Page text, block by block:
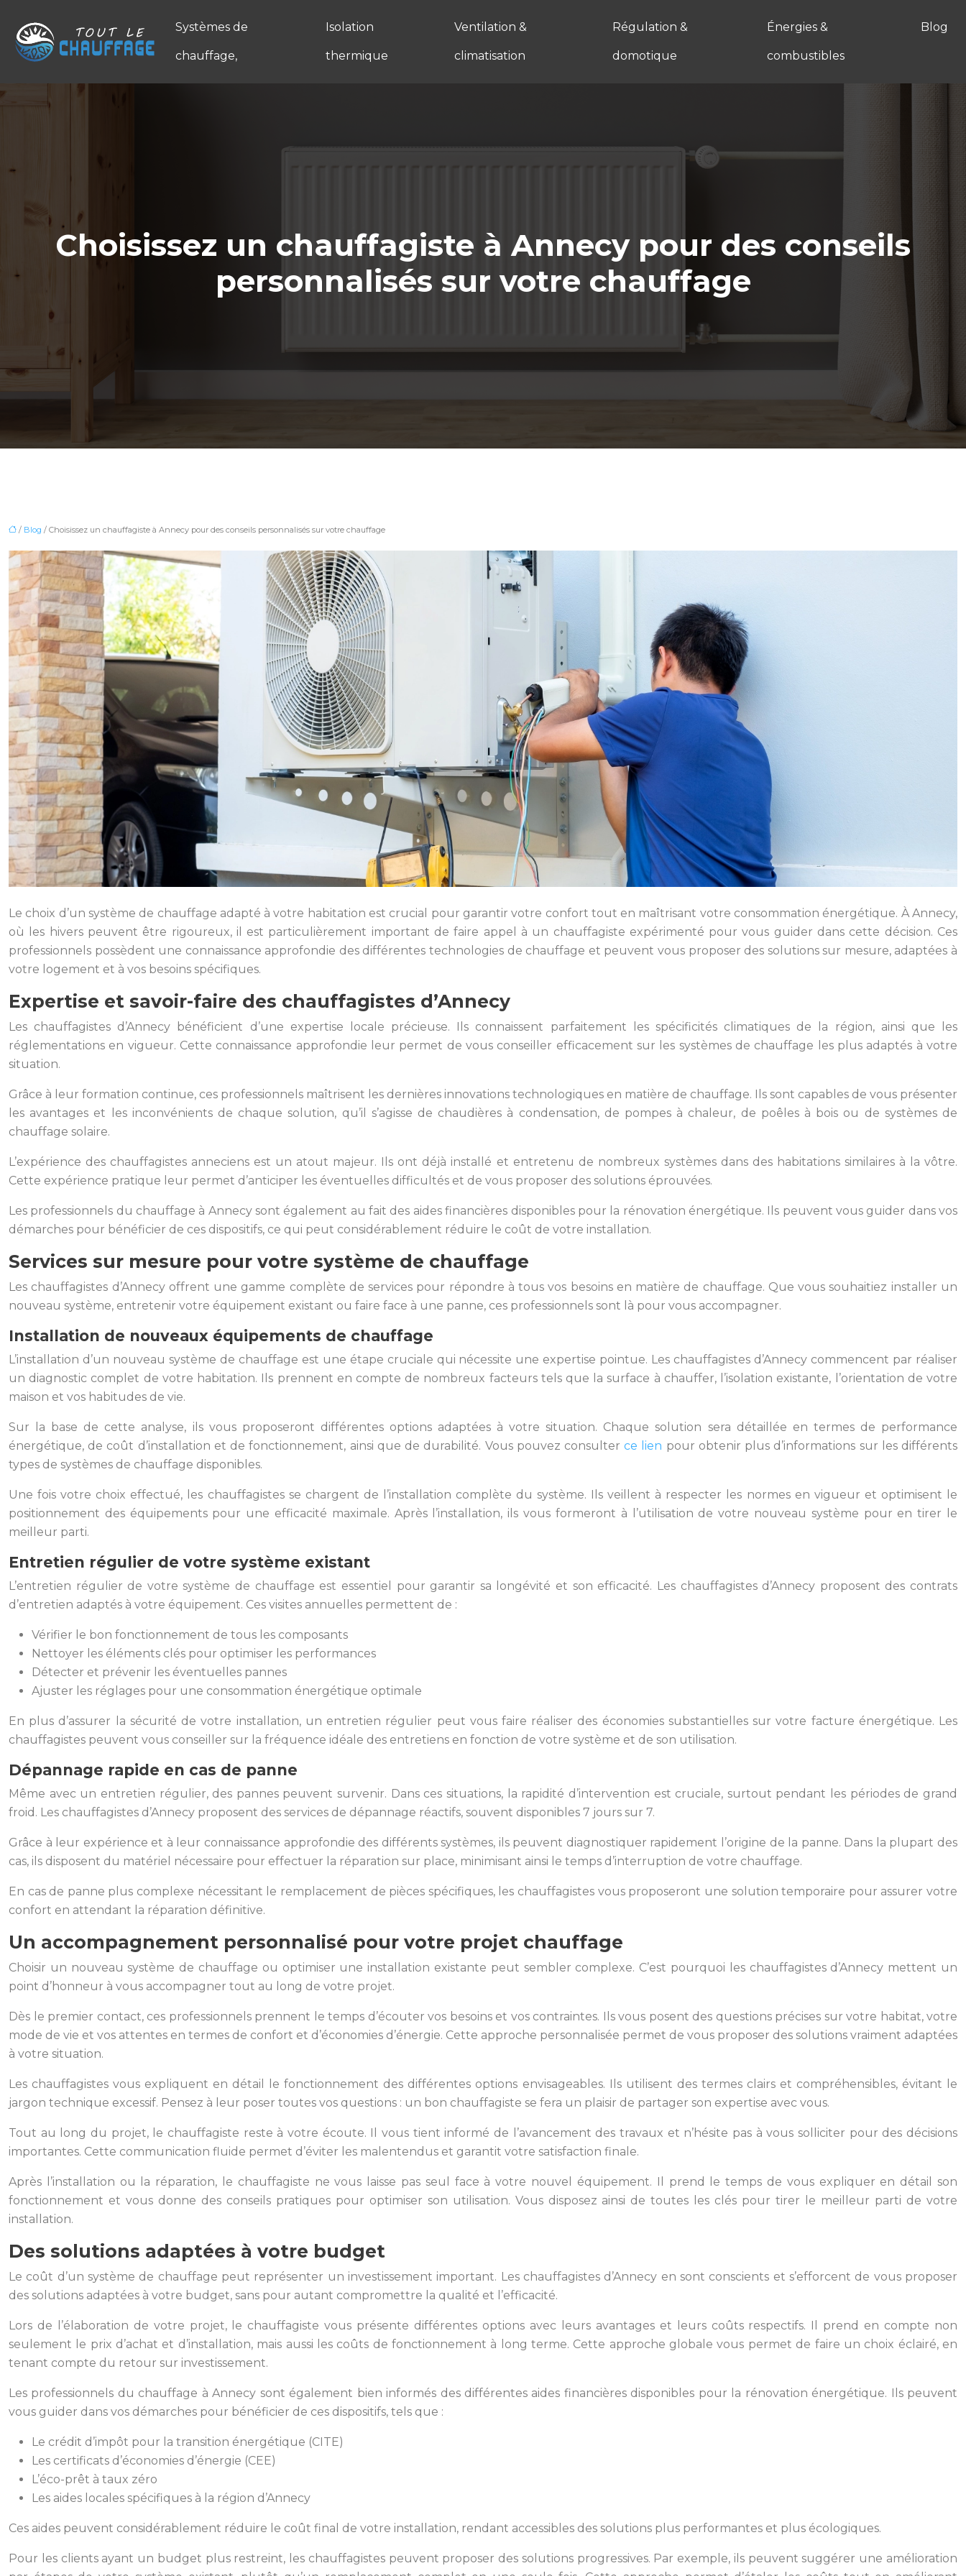
Systèmes de
chauffage,
Isolation
thermique
Ventilation &
climatisation
Régulation &
domotique
Énergies &
combustibles
Blog
Choisissez un chauffagiste à Annecy pour des conseils
personnalisés sur votre chauffage
/ Blog / Choisissez un chauffagiste à Annecy pour des conseils personnalisés sur votre chauffage
Le choix d’un système de chauffage adapté à votre habitation est crucial pour garantir votre confort tout en maîtrisant votre consommation énergétique. À Annecy,
où les hivers peuvent être rigoureux, il est particulièrement important de faire appel à un chauffagiste expérimenté pour vous guider dans cette décision. Ces
professionnels possèdent une connaissance approfondie des différentes technologies de chauffage et peuvent vous proposer des solutions sur mesure, adaptées à
votre logement et à vos besoins spécifiques.
Expertise et savoir-faire des chauffagistes d’Annecy
Les chauffagistes d’Annecy bénéficient d’une expertise locale précieuse. Ils connaissent parfaitement les spécificités climatiques de la région, ainsi que les
réglementations en vigueur. Cette connaissance approfondie leur permet de vous conseiller efficacement sur les systèmes de chauffage les plus adaptés à votre
situation.
Grâce à leur formation continue, ces professionnels maîtrisent les dernières innovations technologiques en matière de chauffage. Ils sont capables de vous présenter
les avantages et les inconvénients de chaque solution, qu’il s’agisse de chaudières à condensation, de pompes à chaleur, de poêles à bois ou de systèmes de
chauffage solaire.
L’expérience des chauffagistes anneciens est un atout majeur. Ils ont déjà installé et entretenu de nombreux systèmes dans des habitations similaires à la vôtre.
Cette expérience pratique leur permet d’anticiper les éventuelles difficultés et de vous proposer des solutions éprouvées.
Les professionnels du chauffage à Annecy sont également au fait des aides financières disponibles pour la rénovation énergétique. Ils peuvent vous guider dans vos
démarches pour bénéficier de ces dispositifs, ce qui peut considérablement réduire le coût de votre installation.
Services sur mesure pour votre système de chauffage
Les chauffagistes d’Annecy offrent une gamme complète de services pour répondre à tous vos besoins en matière de chauffage. Que vous souhaitiez installer un
nouveau système, entretenir votre équipement existant ou faire face à une panne, ces professionnels sont là pour vous accompagner.
Installation de nouveaux équipements de chauffage
L’installation d’un nouveau système de chauffage est une étape cruciale qui nécessite une expertise pointue. Les chauffagistes d’Annecy commencent par réaliser
un diagnostic complet de votre habitation. Ils prennent en compte de nombreux facteurs tels que la surface à chauffer, l’isolation existante, l’orientation de votre
maison et vos habitudes de vie.
Sur la base de cette analyse, ils vous proposeront différentes options adaptées à votre situation. Chaque solution sera détaillée en termes de performance
énergétique, de coût d’installation et de fonctionnement, ainsi que de durabilité. Vous pouvez consulterce lien pour obtenir plus d’informations sur les différents
types de systèmes de chauffage disponibles.
Une fois votre choix effectué, les chauffagistes se chargent de l’installation complète du système. Ils veillent à respecter les normes en vigueur et optimisent le
positionnement des équipements pour une efficacité maximale. Après l’installation, ils vous formeront à l’utilisation de votre nouveau système pour en tirer le
meilleur parti.
Entretien régulier de votre système existant
L’entretien régulier de votre système de chauffage est essentiel pour garantir sa longévité et son efficacité. Les chauffagistes d’Annecy proposent des contrats
d’entretien adaptés à votre équipement. Ces visites annuelles permettent de :
Vérifier le bon fonctionnement de tous les composants
Nettoyer les éléments clés pour optimiser les performances
Détecter et prévenir les éventuelles pannes
Ajuster les réglages pour une consommation énergétique optimale
En plus d’assurer la sécurité de votre installation, un entretien régulier peut vous faire réaliser des économies substantielles sur votre facture énergétique. Les
chauffagistes peuvent vous conseiller sur la fréquence idéale des entretiens en fonction de votre système et de son utilisation.
Dépannage rapide en cas de panne
Même avec un entretien régulier, des pannes peuvent survenir. Dans ces situations, la rapidité d’intervention est cruciale, surtout pendant les périodes de grand
froid. Les chauffagistes d’Annecy proposent des services de dépannage réactifs, souvent disponibles 7 jours sur 7.
Grâce à leur expérience et à leur connaissance approfondie des différents systèmes, ils peuvent diagnostiquer rapidement l’origine de la panne. Dans la plupart des
cas, ils disposent du matériel nécessaire pour effectuer la réparation sur place, minimisant ainsi le temps d’interruption de votre chauffage.
En cas de panne plus complexe nécessitant le remplacement de pièces spécifiques, les chauffagistes vous proposeront une solution temporaire pour assurer votre
confort en attendant la réparation définitive.
Un accompagnement personnalisé pour votre projet chauffage
Choisir un nouveau système de chauffage ou optimiser une installation existante peut sembler complexe. C’est pourquoi les chauffagistes d’Annecy mettent un
point d’honneur à vous accompagner tout au long de votre projet.
Dès le premier contact, ces professionnels prennent le temps d’écouter vos besoins et vos contraintes. Ils vous posent des questions précises sur votre habitat, votre
mode de vie et vos attentes en termes de confort et d’économies d’énergie. Cette approche personnalisée permet de vous proposer des solutions vraiment adaptées
à votre situation.
Les chauffagistes vous expliquent en détail le fonctionnement des différentes options envisageables. Ils utilisent des termes clairs et compréhensibles, évitant le
jargon technique excessif. Pensez à leur poser toutes vos questions : un bon chauffagiste se fera un plaisir de partager son expertise avec vous.
Tout au long du projet, le chauffagiste reste à votre écoute. Il vous tient informé de l’avancement des travaux et n’hésite pas à vous solliciter pour des décisions
importantes. Cette communication fluide permet d’éviter les malentendus et garantit votre satisfaction finale.
Après l’installation ou la réparation, le chauffagiste ne vous laisse pas seul face à votre nouvel équipement. Il prend le temps de vous expliquer en détail son
fonctionnement et vous donne des conseils pratiques pour optimiser son utilisation. Vous disposez ainsi de toutes les clés pour tirer le meilleur parti de votre
installation.
Des solutions adaptées à votre budget
Le coût d’un système de chauffage peut représenter un investissement important. Les chauffagistes d’Annecy en sont conscients et s’efforcent de vous proposer
des solutions adaptées à votre budget, sans pour autant compromettre la qualité et l’efficacité.
Lors de l’élaboration de votre projet, le chauffagiste vous présente différentes options avec leurs avantages et leurs coûts respectifs. Il prend en compte non
seulement le prix d’achat et d’installation, mais aussi les coûts de fonctionnement à long terme. Cette approche globale vous permet de faire un choix éclairé, en
tenant compte du retour sur investissement.
Les professionnels du chauffage à Annecy sont également bien informés des différentes aides financières disponibles pour la rénovation énergétique. Ils peuvent
vous guider dans vos démarches pour bénéficier de ces dispositifs, tels que :
Le crédit d’impôt pour la transition énergétique (CITE)
Les certificats d’économies d’énergie (CEE)
L’éco-prêt à taux zéro
Les aides locales spécifiques à la région d’Annecy
Ces aides peuvent considérablement réduire le coût final de votre installation, rendant accessibles des solutions plus performantes et plus écologiques.
Pour les clients ayant un budget plus restreint, les chauffagistes peuvent proposer des solutions progressives. Par exemple, ils peuvent suggérer une amélioration